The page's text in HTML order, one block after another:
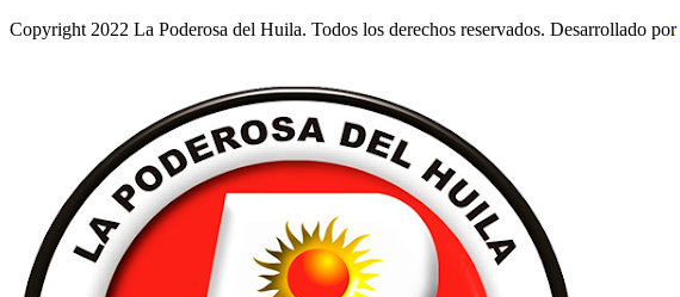
Copyright 2022 La Poderosa del Huila. Todos los derechos reservados. Desarrollado por